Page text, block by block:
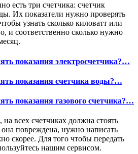
есть три счетчика: счетчик
Их показатели нужно проверять
узнать сколько киловатт или
и соответственно сколько нужно
показания электросчетчика?…
показания счетчика воды?…
показания газового счетчика?…
всех счетчиках должна стоять
повреждена, нужно написать
скорее. Для того чтобы передать
нашим сервисом.